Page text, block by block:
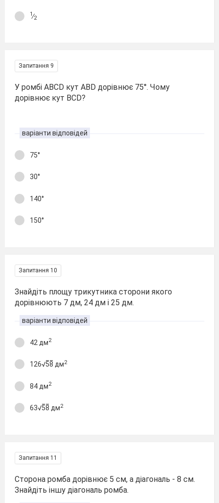
1∕2
Запитання 9
У ромбі АВСD кут ABD дорівнює 75°. Чому
дорівнює кут BCD?
варіанти відповідей
75°
30°
140°
150°
Запитання 10
Знайдіть площу трикутника сторони якого
дорівнюють 7 дм, 24 дм і 25 дм.
варіанти відповідей
42 дм2
126√5̅8̅ дм2
84 дм2
63√5̅8̅ дм2
Запитання 11
Сторона ромба дорівнює 5 см, а діагональ - 8 см.
Знайдіть іншу діаго­наль ромба.